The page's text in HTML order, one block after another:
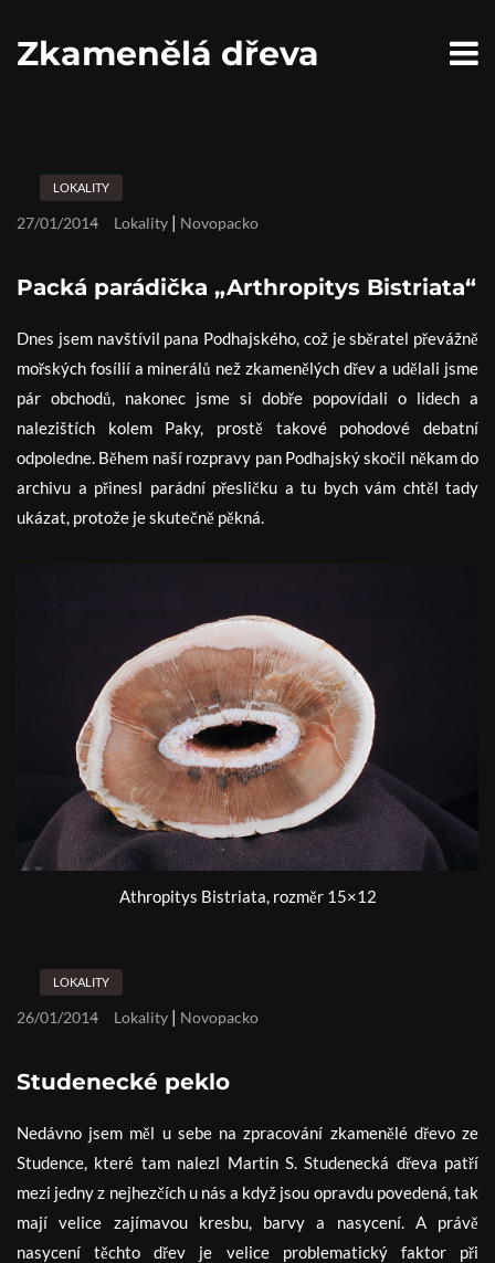
Zkamenělá dřeva
LOKALITY
27/01/2014 Lokality | Novopacko
Packá parádička „Arthropitys Bistriata“
Dnes jsem navštívil pana Podhajského, což je sběratel převážně
mořských fosílií a minerálů než zkamenělých dřev a udělali jsme
pár obchodů, nakonec jsme si dobře popovídali o lidech a
nalezištích kolem Paky, prostě takové pohodové debatní
odpoledne. Během naší rozpravy pan Podhajský skočil někam do
archivu a přinesl parádní přesličku a tu bych vám chtěl tady
ukázat, protože je skutečně pěkná.
Athropitys Bistriata, rozměr 15×12
LOKALITY
26/01/2014 Lokality | Novopacko
Studenecké peklo
Nedávno jsem měl u sebe na zpracování zkamenělé dřevo ze
Studence, které tam nalezl Martin S. Studenecká dřeva patří
mezi jedny z nejhezčích u nás a když jsou opravdu povedená, tak
mají velice zajímavou kresbu, barvy a nasycení. A právě
nasycení těchto dřev je velice problematický faktor při